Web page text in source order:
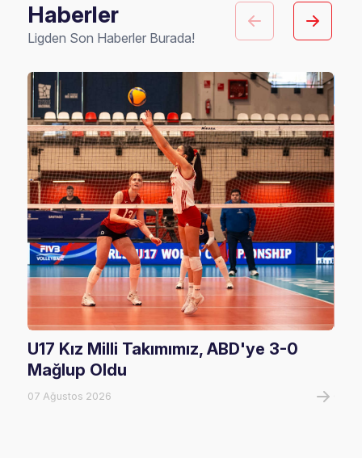
Haberler
Ligden Son Haberler Burada!
U17 Kız Milli Takımımız, ABD'ye 3-0
Mağlup Oldu
07 Ağustos 2026